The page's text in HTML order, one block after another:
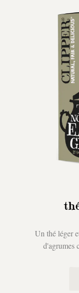
Un thé léger
d'agrumes